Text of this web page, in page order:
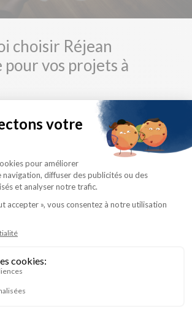
choisir Réjean
vos projets à
Entreprises Réjean Goyette signifie
de confiance pour la réalisation
de rêve à Laval. Notre réputation,
50 ans d’excellence et
envers la satisfaction client, nous
le choix privilégié pour tous vos
de maisons clés
est une toile blanche prête à être
une œuvre d’art reflétant votre